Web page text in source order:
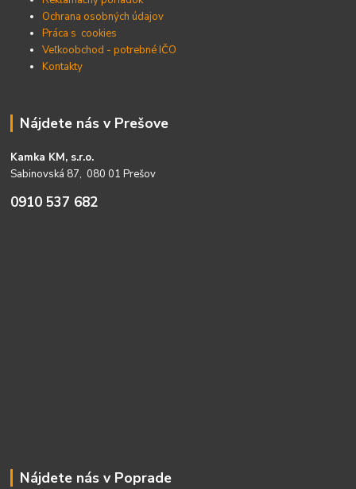
Ochrana osobných údajov
Práca s cookies
Veľkoobchod - potrebné IČO
Kontakty
Nájdete nás v Prešove
Kamka KM, s.r.o.
Sabinovská 87, 080 01 Prešov
0910 537 682
Nájdete nás v Poprade